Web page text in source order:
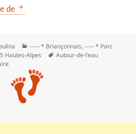
de Le lac de la Douche à partir du
Catégories
----- * Briançonnais,----- * Parc
Hautes-Alpes Mots-
clés
Autour-de-l'eau
sur Le lac de la Douche à partir du Casset